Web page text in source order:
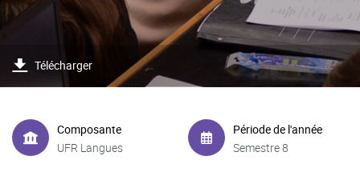
Télécharger
Composante
UFR Langues
Période de l'année
Semestre 8